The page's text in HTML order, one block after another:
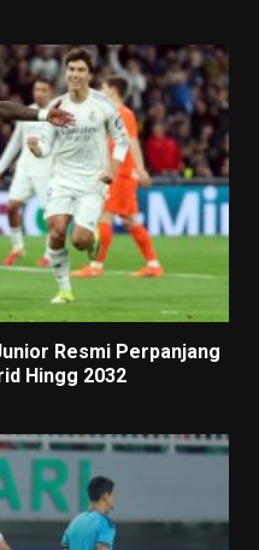
Resmi Perpanjang
Hingg 2032